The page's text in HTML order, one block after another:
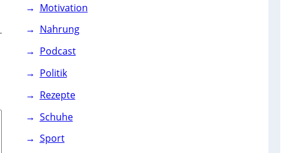
Motivation
Nahrung
Podcast
Politik
Rezepte
Schuhe
Sport